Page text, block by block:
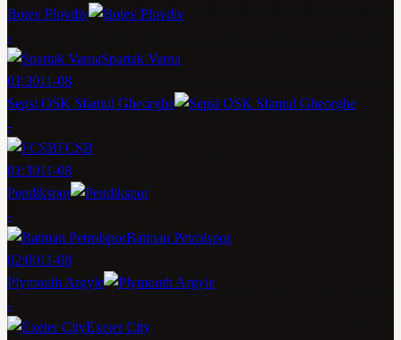
Botev Plovdiv
-
Spartak Varna
01:3011-08
Sepsi OSK Sfantul Gheorghe
-
FCSB
01:3011-08
Pendikspor
-
Batman Petrolspor
02:0011-08
Plymouth Argyle
-
Exeter City